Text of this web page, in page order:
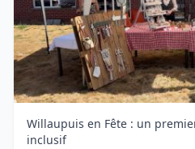
Willaupuis en Fête : un
inclusif